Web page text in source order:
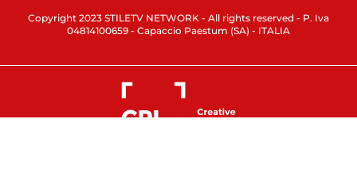
Copyright 2023 STILETV NETWORK - All rights reserved - P. Iva
04814100659 - Capaccio Paestum (SA) - ITALIA